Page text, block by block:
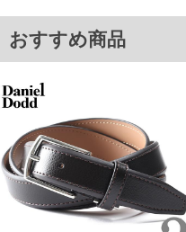
下着(肌着)やワイシャツは商品の性質
ご了承くださいませ。
裾上げ料金は500円+税となります。
備考欄に股下●cmとご記入下さい。（
上の品が対象。1本5,999円以下の商品
出荷まで約1週間～20日間程お時間を
尚、裾上げした商品は返品・交換不可
一部、お直しに対応出来ない商品がご
いている、極端なデザインが施されてい
※商品によって若干のサイズの誤差が
ンピュータ画面）によって、商品の
おすすめ商品